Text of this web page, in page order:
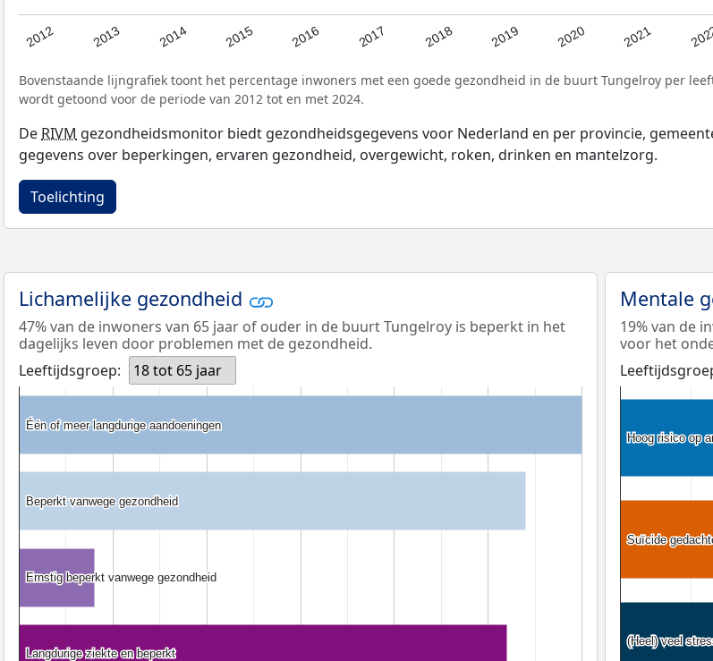
2012 2013 2014 2015 2016 2017 2018 2019 2020 2021
Bovenstaande lijngrafiek toont het percentage inwoners met een goede gezondheid in de buurt Tungelroy per
wordt getoond voor de periode van 2012 tot en met 2024.
De RIVM gezondheidsmonitor biedt gezondheidsgegevens voor Nederland en per provincie,
gegevens over beperkingen, ervaren gezondheid, overgewicht, roken, drinken en mantelzorg.
Toelichting
Lichamelijke gezondheid
47% van de inwoners van 65 jaar of ouder in de buurt Tungelroy is beperkt in het
dagelijks leven door problemen met de gezondheid.
Leeftijdsgroep:
18 tot 65 jaar
Één of meer langdurige aandoeningen
Één of meer langdurige aandoeningen
Beperkt vanwege gezondheid
Beperkt vanwege gezondheid
Ernstig beperkt vanwege gezondheid
Ernstig beperkt vanwege gezondheid
Langdurige ziekte en beperkt
Langdurige ziekte en beperkt
Mentale
19% van de
voor het
Hoog risico op
Hoog risico op
Suïcide
Suïcide
(Heel) veel
(Heel) veel